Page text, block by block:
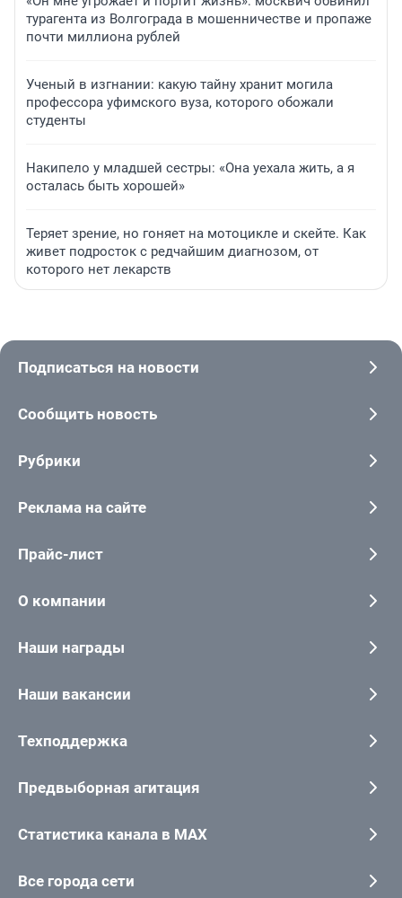
турагента из Волгограда в мошенничестве и пропаже
почти миллиона рублей
Ученый в изгнании: какую тайну хранит могила
профессора уфимского вуза, которого обожали
студенты
Накипело у младшей сестры: «Она уехала жить, а я
осталась быть хорошей»
Теряет зрение, но гоняет на мотоцикле и скейте. Как
живет подросток с редчайшим диагнозом, от
которого нет лекарств
Подписаться на новости
Сообщить новость
Рубрики
Реклама на сайте
Прайс-лист
О компании
Наши награды
Наши вакансии
Техподдержка
Предвыборная агитация
Статистика канала в MAX
Все города сети